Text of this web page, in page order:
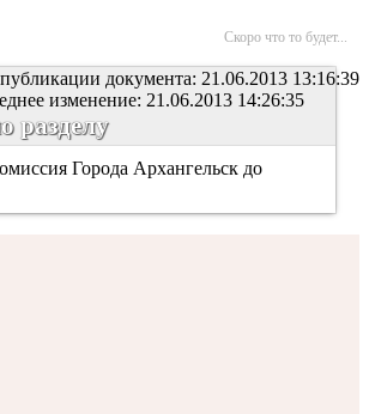
Скоро что то будет...
документа: 21.06.2013 13:16:39
изменение: 21.06.2013 14:26:35
разделу
Города Архангельск до